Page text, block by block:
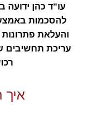
עו"ד כהן ידועה
להסכמות
והעלאת פתרונות
עריכת תחשיבים
איך